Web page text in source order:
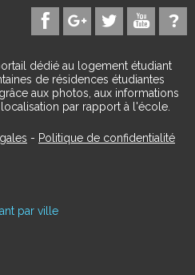
dédié au logement étudiant
de résidences étudiantes
aux photos, aux informations
par rapport à l'école.
- Politique de confidentialité
par ville